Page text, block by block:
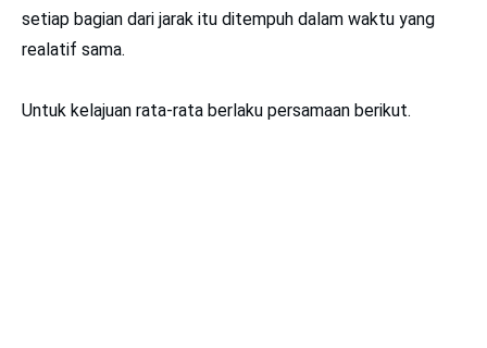
setiap bagian dari jarak itu ditempuh dalam waktu yang
realatif sama.
Untuk kelajuan rata-rata berlaku persamaan berikut.